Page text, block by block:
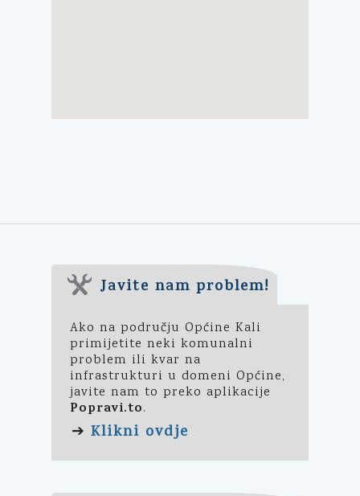
Javite nam problem!
Ako na području Općine Kali
primijetite neki komunalni
problem ili kvar na
infrastrukturi u domeni Općine,
javite nam to preko aplikacije
Popravi.to.
➔ Klikni ovdje